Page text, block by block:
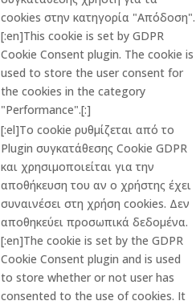
cookies στην κατηγορία "Απόδοση".
[:en]This cookie is set by GDPR
Cookie Consent plugin. The cookie is
used to store the user consent for
the cookies in the category
"Performance".[:]
[:el]Το cookie ρυθμίζεται από το
Plugin συγκατάθεσης Cookie GDPR
και χρησιμοποιείται για την
αποθήκευση του αν ο χρήστης έχει
συναινέσει στη χρήση cookies. Δεν
αποθηκεύει προσωπικά δεδομένα.
[:en]The cookie is set by the GDPR
Cookie Consent plugin and is used
to store whether or not user has
consented to the use of cookies. It